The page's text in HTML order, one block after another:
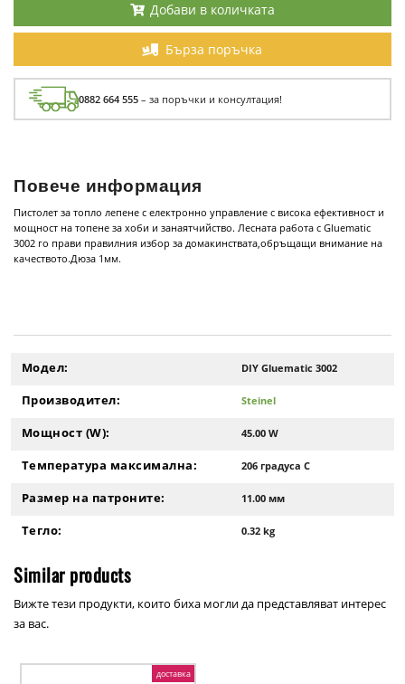
Добави в количката
Бърза поръчка
0882 664 555 – за поръчки и консултация!
Повече информация
Пистолет за топло лепене с електронно управление с висока ефективност и
мощност на топене за хоби и занаятчийство. Лесната работа с Gluematic
3002 го прави правилния избор за домакинствата,обръщащи внимание на
качеството.Дюза 1мм.
Модел: DIY Gluematic 3002
Производител: Steinel
Мощност (W): 45.00 W
Температура максимална: 206 градусa С
Размер на патроните: 11.00 мм
Тегло: 0.32 kg
Similar products
Вижте тези продукти, които биха могли да представляват интерес
за вас.
доставка